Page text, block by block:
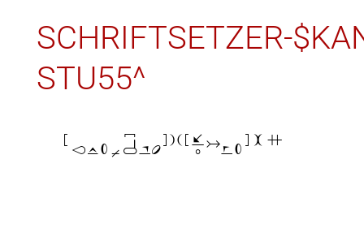
SCHRIFTSETZER-
STU55^
